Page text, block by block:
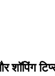
शॉपिंग